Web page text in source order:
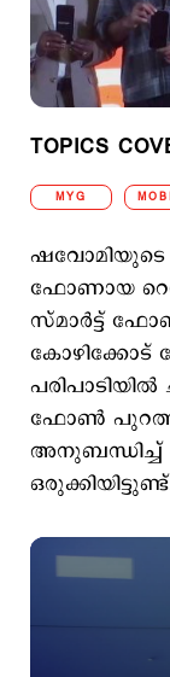
TOPICS
MYG
ഫോണായ
സ്മാര്‍ട്ട്
കോഴിക്കോട്
ഫോണ്‍
അനുബന്ധിച്ച്